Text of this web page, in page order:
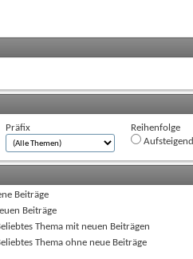
Präfix
Reihenfolge
Aufsteigend
Beiträge
Beiträge
Thema mit neuen Beiträgen
Thema ohne neue Beiträge